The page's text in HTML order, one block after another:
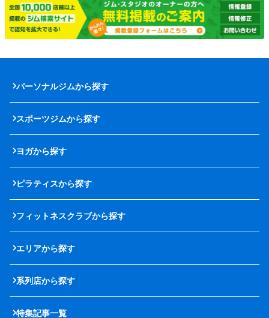
パーソナルジムから探す
スポーツジムから探す
ヨガから探す
ピラティスから探す
フィットネスクラブから探す
エリアから探す
系列店から探す
特集記事一覧